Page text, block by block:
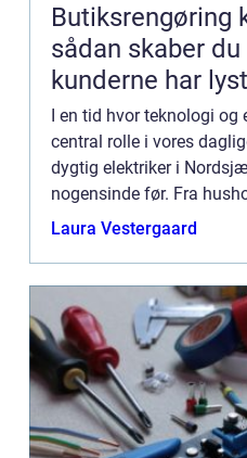
Butiksrengøring
sådan skaber
kunderne har
tilbage til
I en tid hvor teknologi og
central rolle i vores
dygtig elektriker i
nogensinde før. Fra
komplekse elektriske
Laura Vestergaard